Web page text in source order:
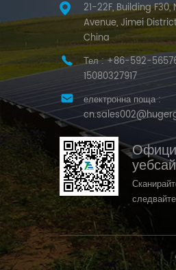
21-22F, Building F30,
Avenue, Jimei
China
Тел :+86-592-
15080327917
електронна поща :